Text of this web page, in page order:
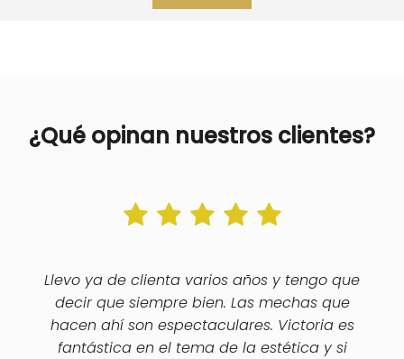
¿Qué opinan nuestros clientes?
Llevo ya de clienta varios años y tengo que
decir que siempre bien. Las mechas que
hacen ahí son espectaculares. Victoria es
fantástica en el tema de la estética y si